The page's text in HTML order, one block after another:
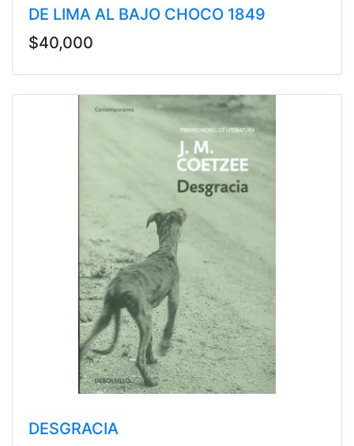
DE LIMA AL BAJO CHOCO 1849
$40,000
DESGRACIA